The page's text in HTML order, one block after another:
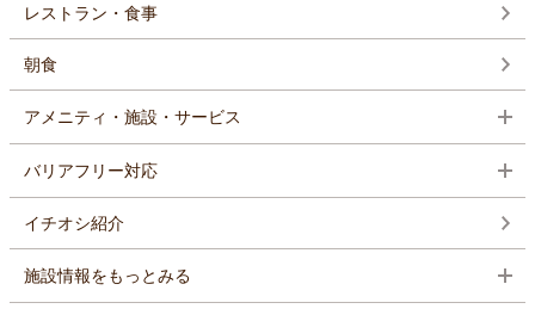
レストラン・食事
朝食
アメニティ・施設・サービス
バリアフリー対応
イチオシ紹介
施設情報をもっとみる